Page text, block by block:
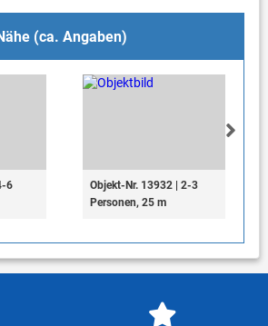
(ca. Angaben)
6
Objekt-Nr. 13932 | 2-3
Personen, 25 m